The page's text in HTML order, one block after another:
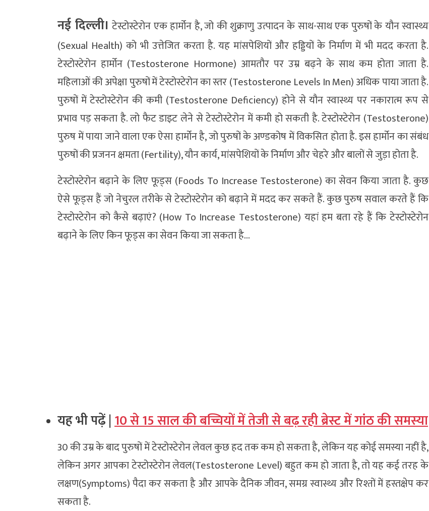
नई दिल्‍ली। टेस्टोस्टेरोन एक हार्मोन है, जो की शुक्राणु उत्पादन के साथ-साथ एक पुरुषों के यौन स्वास्थ्य
(Sexual Health) को भी उत्तेजित करता है. यह मांसपेशियों और हड्डियों के निर्माण में भी मदद करता है.
टेस्टोस्टेरोन हार्मोन (Testosterone Hormone) आमतौर पर उम्र बढ़ने के साथ कम होता जाता है.
महिलाओं की अपेक्षा पुरुषों में टेस्टोस्टेरोन का स्तर (Testosterone Levels In Men) अधिक पाया जाता है.
पुरुषों में टेस्टोस्टेरोन की कमी (Testosterone Deficiency) होने से यौन स्वास्थ्य पर नकारात्म रूप से
प्रभाव पड़ सकता है. लो फैट डाइट लेने से टेस्टोस्टेरोन में कमी हो सकती है. टेस्टोस्टेरोन (Testosterone)
पुरुष में पाया जाने वाला एक ऐसा हार्मोन है, जो पुरुषों के अण्‍डकोष में विकसित होता है. इस हार्मोन का संबंध
पुरुषों की प्रजनन क्षमता (Fertility), यौन कार्य, मांसपेशियों के निर्माण और चेहरे और बालों से जुड़ा होता है.
टेस्टोस्टेरोन बढ़ाने के लिए फूड्स (Foods To Increase Testosterone) का सेवन किया जाता है. कुछ
ऐसे फूड्स हैं जो नेचुरल तरीके से टेस्टोस्टेरोन को बढ़ाने में मदद कर सकते हैं. कुछ पुरुष सवाल करते हैं कि
टेस्टोस्टेरोन को कैसे बढ़ाएं? (How To Increase Testosterone) यहां हम बता रहे हैं कि टेस्टोस्टेरोन
बढ़ाने के लिए किन फूड्स का सेवन किया जा सकता है…
यह भी पढ़ें |10 से 15 साल की बच्चियों में तेजी से बढ़ रही ब्रेस्ट में गांठ की समस्या
30 की उम्र के बाद पुरुषों में टेस्टोस्टेरोन लेवल कुछ हद तक कम हो सकता है, लेकिन यह कोई समस्या नहीं है,
लेकिन अगर आपका टेस्टोस्टेरोन लेवल(Testosterone Level) बहुत कम हो जाता है, तो यह कई तरह के
लक्षण(Symptoms) पैदा कर सकता है और आपके दैनिक जीवन, समग्र स्वास्थ्य और रिश्तों में हस्तक्षेप कर
सकता है.